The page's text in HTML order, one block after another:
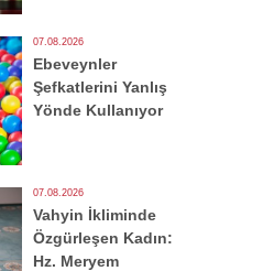
07.08.2026
Ebeveynler
Şefkatlerini Yanlış
Yönde Kullanıyor
07.08.2026
Vahyin İkliminde
Özgürleşen Kadın:
Hz. Meryem